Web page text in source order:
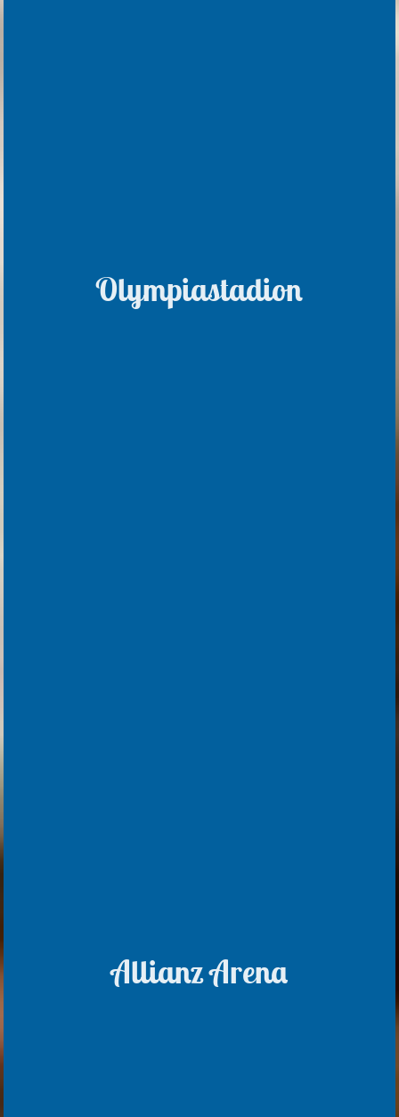
Olympiastadion
Allianz Arena